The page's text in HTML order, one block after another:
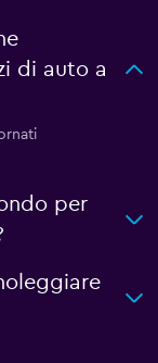
di auto a
per